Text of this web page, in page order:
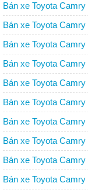
Bán xe Toyota
Bán xe Toyota
Bán xe Toyota
Bán xe Toyota
Bán xe Toyota Camry
Bán xe Toyota
Bán xe Toyota
Bán xe Toyota
Bán xe Toyota
Bán xe Toyota